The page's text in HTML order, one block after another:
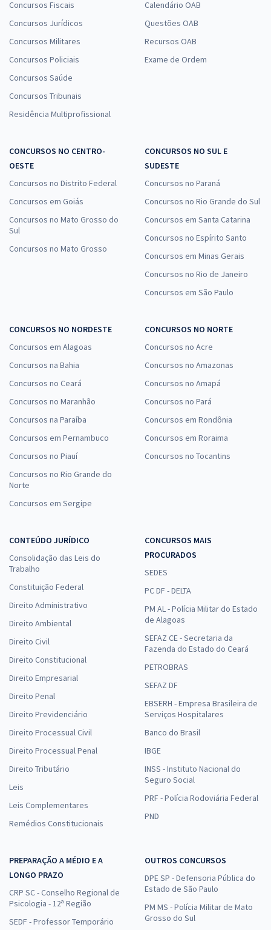
Concursos Fiscais
Concursos Jurídicos
Concursos Militares
Concursos Policiais
Concursos Saúde
Concursos Tribunais
Residência Multiprofissional
Calendário OAB
Questões OAB
Recursos OAB
Exame de Ordem
CONCURSOS NO CENTRO-
OESTE
Concursos no Distrito Federal
Concursos em Goiás
Concursos no Mato Grosso do
Sul
Concursos no Mato Grosso
CONCURSOS NO SUL E
SUDESTE
Concursos no Paraná
Concursos no Rio Grande do Sul
Concursos em Santa Catarina
Concursos no Espírito Santo
Concursos em Minas Gerais
Concursos no Rio de Janeiro
Concursos em São Paulo
CONCURSOS NO NORDESTE
Concursos em Alagoas
Concursos na Bahia
Concursos no Ceará
Concursos no Maranhão
Concursos na Paraíba
Concursos em Pernambuco
Concursos no Piauí
Concursos no Rio Grande do
Norte
Concursos em Sergipe
CONCURSOS NO NORTE
Concursos no Acre
Concursos no Amazonas
Concursos no Amapá
Concursos no Pará
Concursos em Rondônia
Concursos em Roraima
Concursos no Tocantins
CONTEÚDO JURÍDICO
Consolidação das Leis do
Trabalho
Constituição Federal
Direito Administrativo
Direito Ambiental
Direito Civil
Direito Constitucional
Direito Empresarial
Direito Penal
Direito Previdenciário
Direito Processual Civil
Direito Processual Penal
Direito Tributário
Leis
Leis Complementares
Remédios Constitucionais
CONCURSOS MAIS
PROCURADOS
SEDES
PC DF - DELTA
PM AL - Polícia Militar do Estado
de Alagoas
SEFAZ CE - Secretaria da
Fazenda do Estado do Ceará
PETROBRAS
SEFAZ DF
EBSERH - Empresa Brasileira de
Serviços Hospitalares
Banco do Brasil
IBGE
INSS - Instituto Nacional do
Seguro Social
PRF - Polícia Rodoviária Federal
PND
PREPARAÇÃO A MÉDIO E A
LONGO PRAZO
CRP SC - Conselho Regional de
Psicologia - 12ª Região
SEDF - Professor Temporário
OUTROS CONCURSOS
DPE SP - Defensoria Pública do
Estado de São Paulo
PM MS - Polícia Militar de Mato
Grosso do Sul